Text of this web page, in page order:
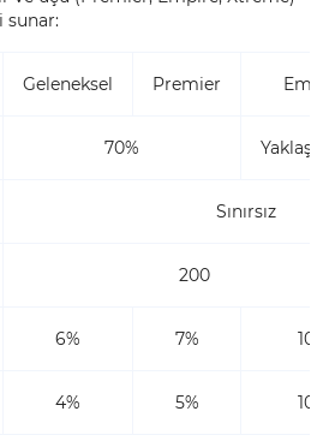
sunar:
Geleneksel Premier
70%
Sınırsız
200
6% 7% 10%
4% 5% 10%